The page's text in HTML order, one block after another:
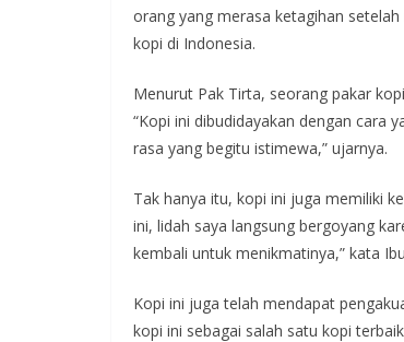
orang yang merasa ketagihan
kopi di Indonesia.
Menurut Pak Tirta, seorang pakar
“Kopi ini dibudidayakan dengan cara
rasa yang begitu istimewa,” ujarnya.
Tak hanya itu, kopi ini juga memiliki
ini, lidah saya langsung bergoyang
kembali untuk menikmatinya,” kata
Kopi ini juga telah mendapat
kopi ini sebagai salah satu kopi